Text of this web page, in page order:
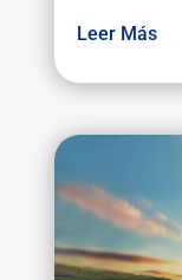
Leer Más